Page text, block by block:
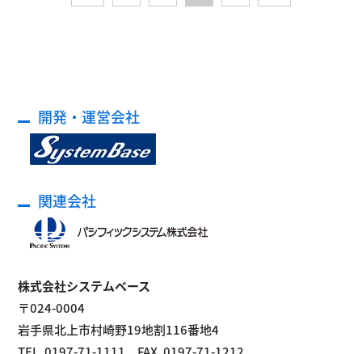
開発・運営会社
関連会社
株式会社システムベース
〒024-0004
岩手県北上市村崎野19地割116番地4